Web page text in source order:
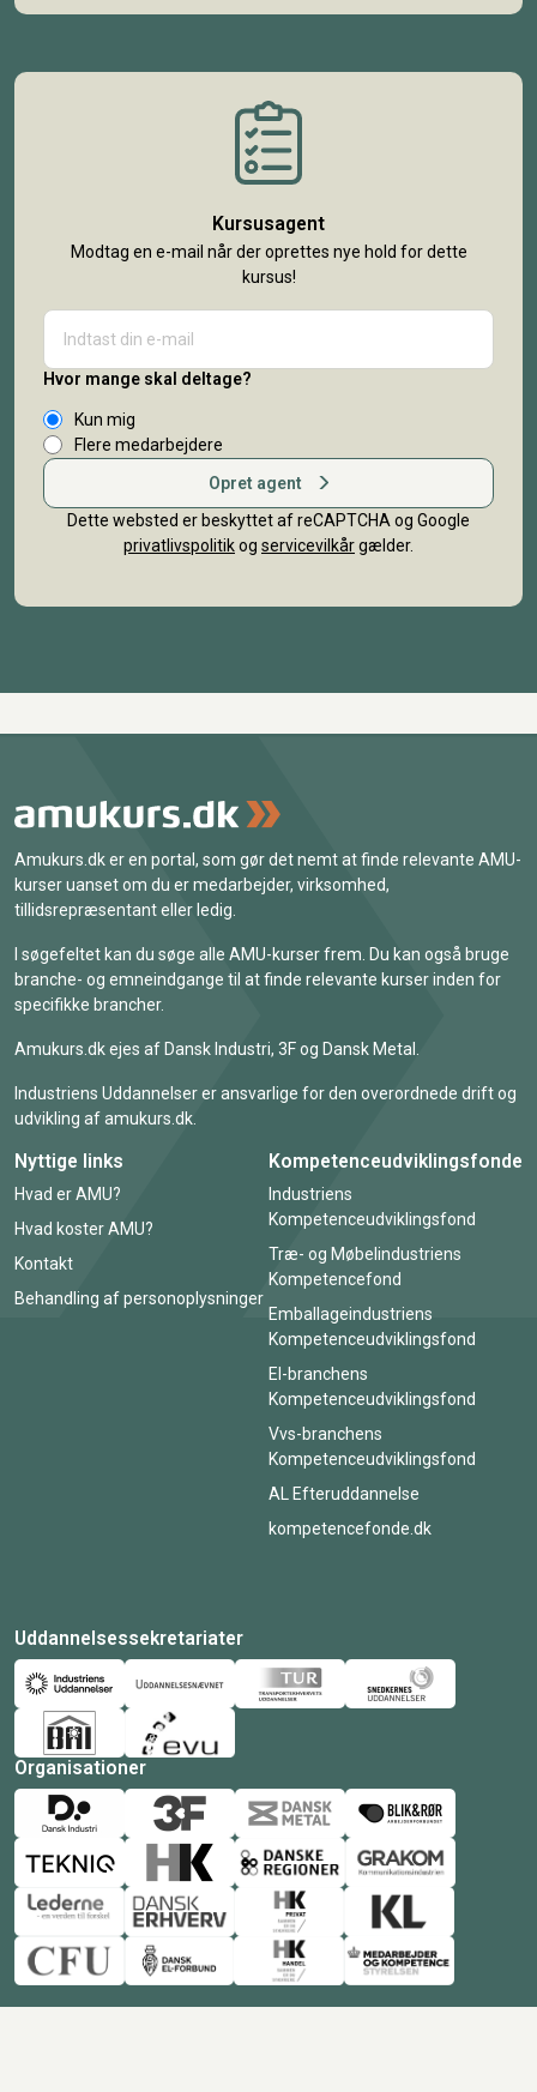
Kursusagent
Modtag en e-mail når der oprettes nye hold for dette
kursus!
Hvor mange skal deltage?
Kun mig
Flere medarbejdere
Opret agent
Dette websted er beskyttet af reCAPTCHA og Google
privatlivspolitikog servicevilkårgælder.
Amukurs.dk er en portal, som gør det nemt at finde relevante AMU-
kurser uanset om du er medarbejder, virksomhed,
tillidsrepræsentant eller ledig.
I søgefeltet kan du søge alle AMU-kurser frem. Du kan også bruge
branche- og emneindgange til at finde relevante kurser inden for
specifikke brancher.
Amukurs.dk ejes af Dansk Industri, 3F og Dansk Metal.
Industriens Uddannelser er ansvarlige for den overordnede drift og
udvikling af amukurs.dk.
Nyttige links
Hvad er AMU?
Hvad koster AMU?
Kontakt
Behandling af personoplysninger
Kompetenceudviklingsfonde
Industriens
Kompetenceudviklingsfond
Træ- og Møbelindustriens
Kompetencefond
Emballageindustriens
Kompetenceudviklingsfond
El-branchens
Kompetenceudviklingsfond
Vvs-branchens
Kompetenceudviklingsfond
AL Efteruddannelse
kompetencefonde.dk
Uddannelsessekretariater
Organisationer